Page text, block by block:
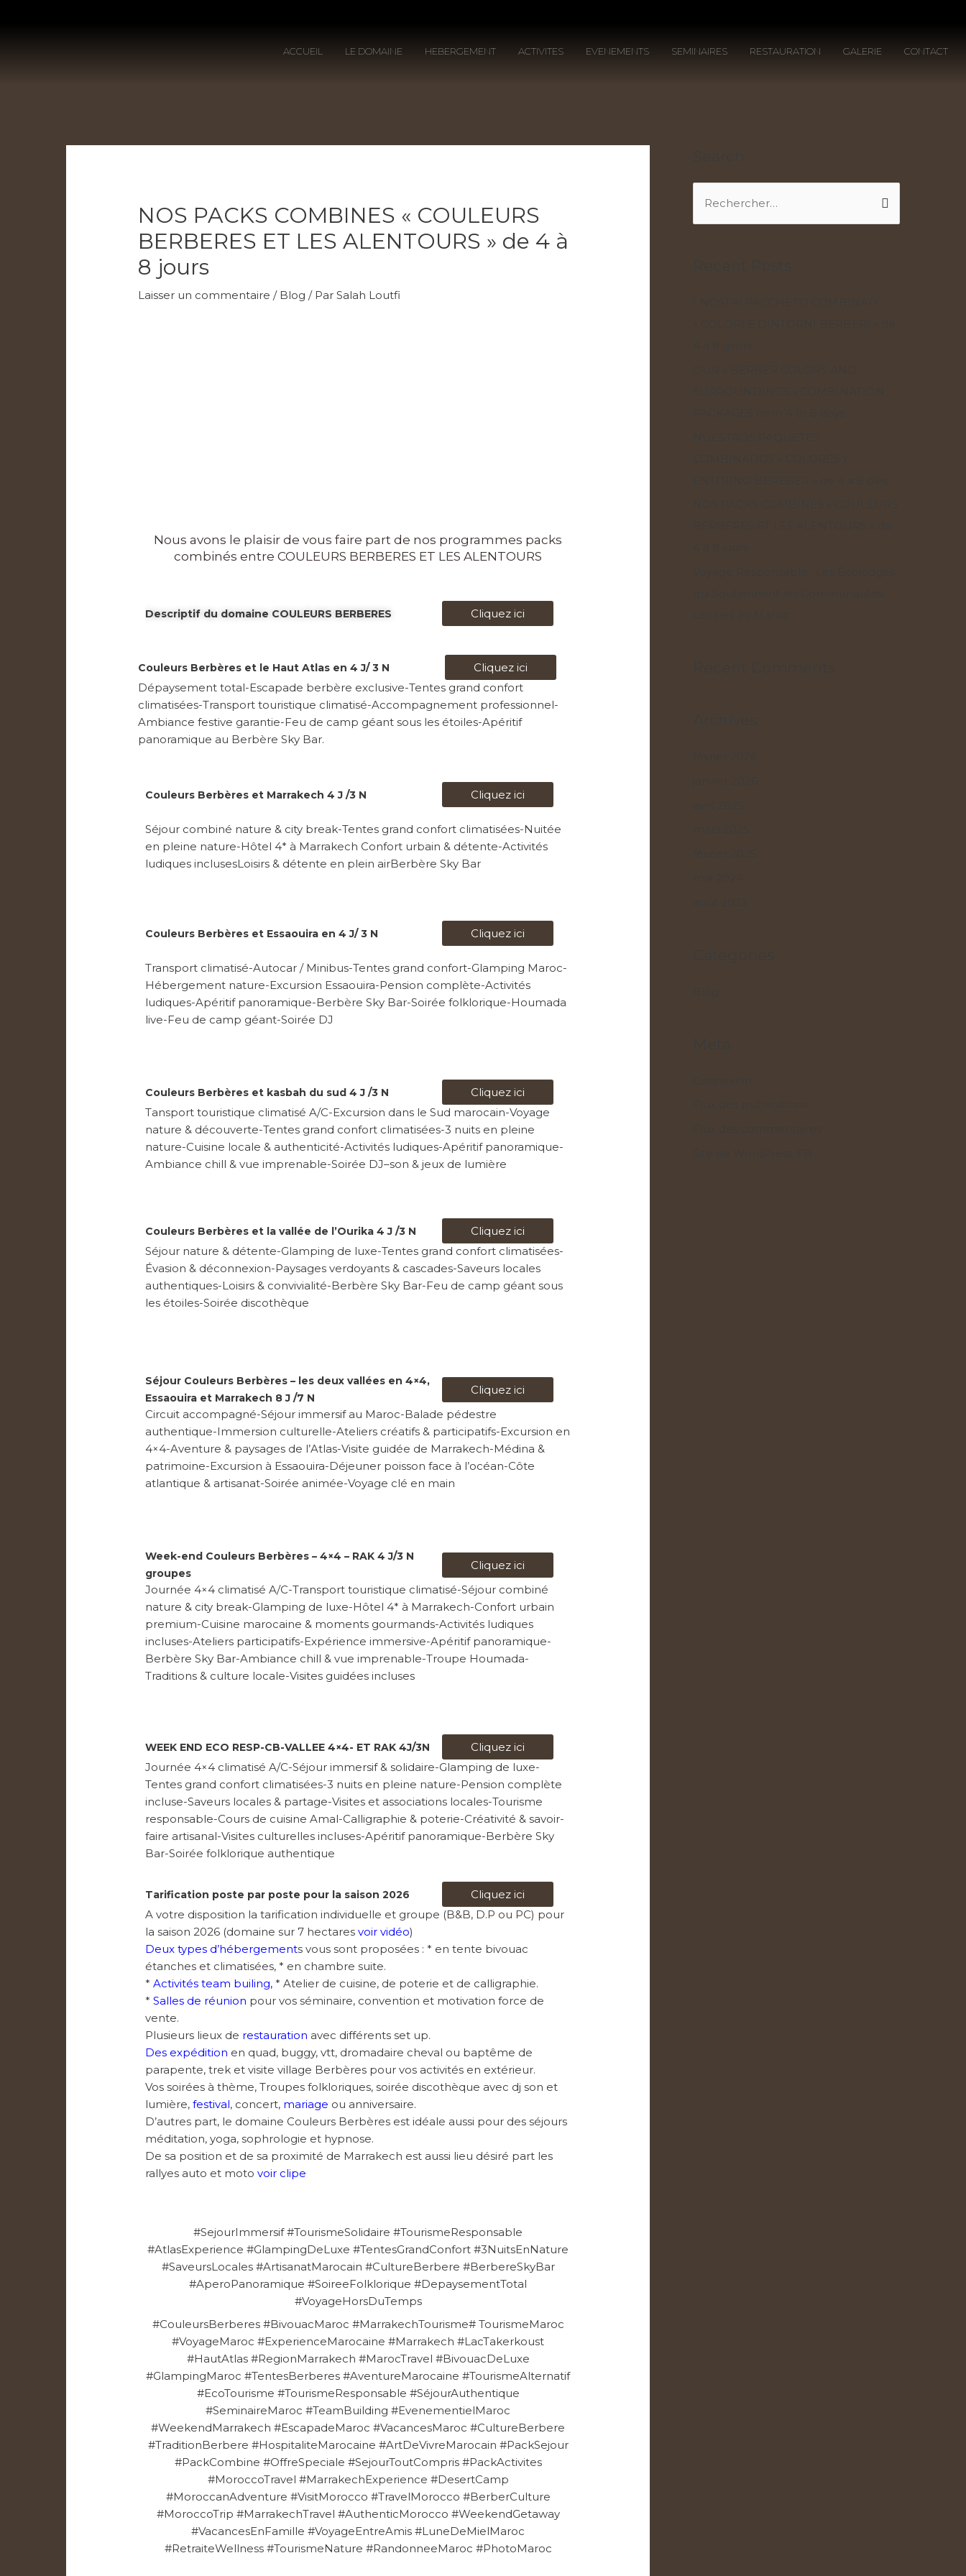
ACCUEIL LE DOMAINE HEBERGEMENT ACTIVITES EVENEMENTS SEMINAIRES RESTAURATION GALERIE CONTACT
NOS PACKS COMBINES « COULEURS
BERBERES ET LES ALENTOURS » de 4 à
8 jours
Laisser un commentaire / Blog / ParSalah Loutfi
Nous avons le plaisir de vous faire part de nos programmes packs
combinés entre COULEURS BERBERES ET LES ALENTOURS
Descriptif du domaine COULEURS BERBERES Cliquez ici
Couleurs Berbères et le Haut Atlas en 4 J/ 3 N
Cliquez ici
Dépaysement total-Escapade berbère exclusive-Tentes grand confort
climatisées-Transport touristique climatisé-Accompagnement professionnel-
Ambiance festive garantie-Feu de camp géant sous les étoiles-Apéritif
panoramique au Berbère Sky Bar.
Couleurs Berbères et Marrakech 4 J /3 N Cliquez ici
Séjour combiné nature & city break-Tentes grand confort climatisées-Nuitée
en pleine nature-Hôtel 4* à Marrakech Confort urbain & détente-Activités
ludiques inclusesLoisirs & détente en plein airBerbère Sky Bar
Couleurs Berbères et Essaouira en 4 J/ 3 N Cliquez ici
Transport climatisé-Autocar / Minibus-Tentes grand confort-Glamping Maroc-
Hébergement nature-Excursion Essaouira-Pension complète-Activités
ludiques-Apéritif panoramique-Berbère Sky Bar-Soirée folklorique-Houmada
live-Feu de camp géant-Soirée DJ
Couleurs Berbères et kasbah du sud 4 J /3 N
Cliquez ici
Tansport touristique climatisé A/C-Excursion dans le Sud marocain-Voyage
nature & découverte-Tentes grand confort climatisées-3 nuits en pleine
nature-Cuisine locale & authenticité-Activités ludiques-Apéritif panoramique-
Ambiance chill & vue imprenable-Soirée DJ–son & jeux de lumière
Couleurs Berbères et la vallée de l’Ourika 4 J /3 N
Cliquez ici
Séjour nature & détente-Glamping de luxe-Tentes grand confort climatisées-
Évasion & déconnexion-Paysages verdoyants & cascades-Saveurs locales
authentiques-Loisirs & convivialité-Berbère Sky Bar-Feu de camp géant sous
les étoiles-Soirée discothèque
Séjour Couleurs Berbères – les deux vallées en 4×4,
Essaouira et Marrakech 8 J /7 N
Cliquez ici
Circuit accompagné-Séjour immersif au Maroc-Balade pédestre
authentique-Immersion culturelle-Ateliers créatifs & participatifs-Excursion en
4×4-Aventure & paysages de l’Atlas-Visite guidée de Marrakech-Médina &
patrimoine-Excursion à Essaouira-Déjeuner poisson face à l’océan-Côte
atlantique & artisanat-Soirée animée-Voyage clé en main
Week-end Couleurs Berbères – 4×4 – RAK 4 J/3 N
groupes
Cliquez ici
Journée 4×4 climatisé A/C-Transport touristique climatisé-Séjour combiné
nature & city break-Glamping de luxe-Hôtel 4* à Marrakech-Confort urbain
premium-Cuisine marocaine & moments gourmands-Activités ludiques
incluses-Ateliers participatifs-Expérience immersive-Apéritif panoramique-
Berbère Sky Bar-Ambiance chill & vue imprenable-Troupe Houmada-
Traditions & culture locale-Visites guidées incluses
WEEK END ECO RESP-CB-VALLEE 4×4- ET RAK 4J/3N
Cliquez ici
Journée 4×4 climatisé A/C-Séjour immersif & solidaire-Glamping de luxe-
Tentes grand confort climatisées-3 nuits en pleine nature-Pension complète
incluse-Saveurs locales & partage-Visites et associations locales-Tourisme
responsable-Cours de cuisine Amal-Calligraphie & poterie-Créativité & savoir-
faire artisanal-Visites culturelles incluses-Apéritif panoramique-Berbère Sky
Bar-Soirée folklorique authentique
Tarification poste par poste pour la saison 2026
Cliquez ici
A votre disposition la tarification individuelle et groupe (B&B, D.P ou PC) pour
la saison 2026 (domaine sur 7 hectaresvoir vidéo)
Deux types d’hébergements vous sont proposées : * en tente bivouac
étanches et climatisées, * en chambre suite.
*Activités team builing, * Atelier de cuisine, de poterie et de calligraphie.
*Salles de réunion pour vos séminaire, convention et motivation force de
vente.
Plusieurs lieux de restauration avec différents set up.
Des expédition en quad, buggy, vtt, dromadaire cheval ou baptême de
parapente, trek et visite village Berbères pour vos activités en extérieur.
Vos soirées à thème, Troupes folkloriques, soirée discothèque avec dj son et
lumière, festival, concert, mariage ou anniversaire.
D’autres part, le domaine Couleurs Berbères est idéale aussi pour des séjours
méditation, yoga, sophrologie et hypnose.
De sa position et de sa proximité de Marrakech est aussi lieu désiré part les
rallyes auto et motovoir clipe
#SejourImmersif #TourismeSolidaire #TourismeResponsable
#AtlasExperience #GlampingDeLuxe #TentesGrandConfort #3NuitsEnNature
#SaveursLocales #ArtisanatMarocain #CultureBerbere #BerbereSkyBar
#AperoPanoramique #SoireeFolklorique #DepaysementTotal
#VoyageHorsDuTemps
#CouleursBerberes #BivouacMaroc #MarrakechTourisme# TourismeMaroc
#VoyageMaroc #ExperienceMarocaine #Marrakech #LacTakerkoust
#HautAtlas #RegionMarrakech #MarocTravel #BivouacDeLuxe
#GlampingMaroc #TentesBerberes #AventureMarocaine #TourismeAlternatif
#EcoTourisme #TourismeResponsable #SéjourAuthentique
#SeminaireMaroc #TeamBuilding #EvenementielMaroc
#WeekendMarrakech #EscapadeMaroc #VacancesMaroc #CultureBerbere
#TraditionBerbere #HospitaliteMarocaine #ArtDeVivreMarocain #PackSejour
#PackCombine #OffreSpeciale #SejourToutCompris #PackActivites
#MoroccoTravel #MarrakechExperience #DesertCamp
#MoroccanAdventure #VisitMorocco #TravelMorocco #BerberCulture
#MoroccoTrip #MarrakechTravel #AuthenticMorocco #WeekendGetaway
#VacancesEnFamille #VoyageEntreAmis #LuneDeMielMaroc
#RetraiteWellness #TourismeNature #RandonneeMaroc #PhotoMaroc